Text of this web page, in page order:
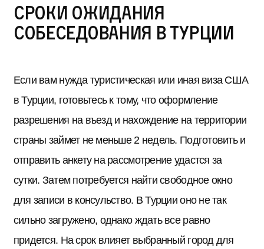
Сроки ожидания
собеседования в Турции
Если вам нужда туристическая или иная виза США
в Турции, готовьтесь к тому, что оформление
разрешения на въезд и нахождение на территории
страны займет не меньше 2 недель. Подготовить и
отправить анкету на рассмотрение удастся за
сутки. Затем потребуется найти свободное окно
для записи в консульство. В Турции оно не так
сильно загружено, однако ждать все равно
придется. На срок влияет выбранный город для